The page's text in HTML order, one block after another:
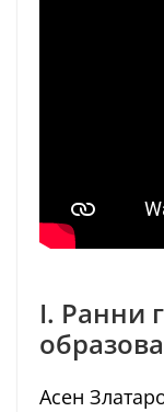
I. Ранни
Асен